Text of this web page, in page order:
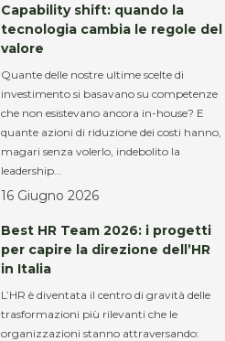
Capability shift: quando la
tecnologia cambia le regole del
valore
Quante delle nostre ultime scelte di
investimento si basavano su competenze
che non esistevano ancora in-house? E
quante azioni di riduzione dei costi hanno,
magari senza volerlo, indebolito la
leadership…
16 Giugno 2026
Best HR Team 2026: i progetti
per capire la direzione dell’HR
in Italia
L’HR è diventata il centro di gravità delle
trasformazioni più rilevanti che le
organizzazioni stanno attraversando: